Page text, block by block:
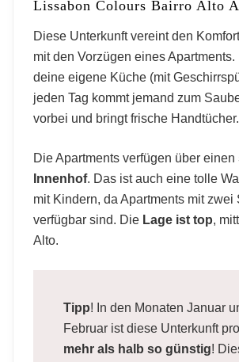
Bairro Alto
Lissabon Colours Bairro Alto
Diese Unterkunft vereint den
mit den Vorzügen eines
deine eigene Küche (mit
jeden Tag kommt jemand zum
vorbei und bringt frische Handtücher.
Die Apartments verfügen über einen
Innenhof. Das ist auch eine tolle
mit Kindern, da Apartments mit zwei
verfügbar sind. Die Lage ist top,
Alto.
Tipp! In den Monaten Januar
Februar ist diese Unterkunft
mehr als halb so günstig!